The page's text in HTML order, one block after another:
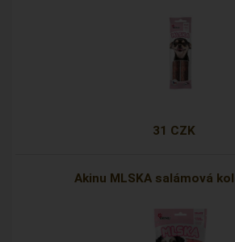
31 CZK
Akinu MLSKA salámová